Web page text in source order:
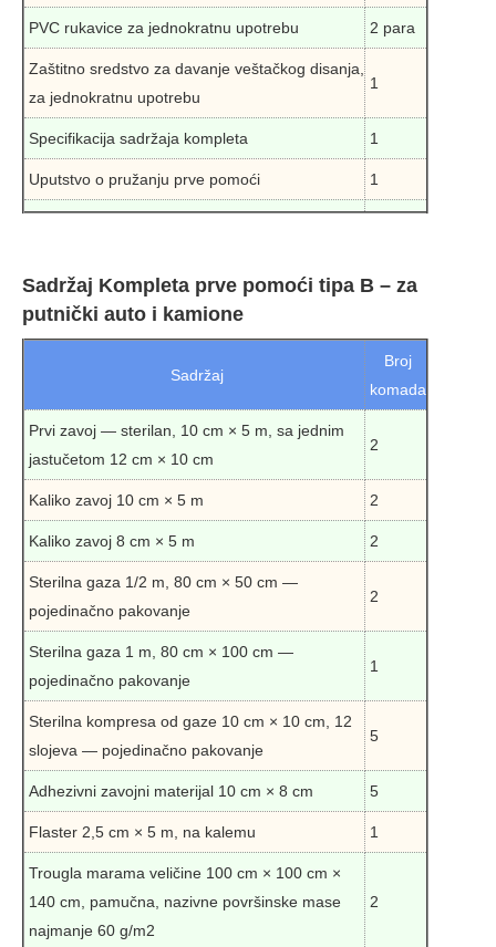
PVC rukavice za jednokratnu upotrebu 2 para
Zaštitno sredstvo za davanje veštačkog disanja,
za jednokratnu upotrebu
1
Specifikacija sadržaja kompleta 1
Uputstvo o pružanju prve pomoći 1
Sadržaj Kompleta prve pomoći tipa B – za
putnički auto i kamione
Sadržaj
Broj
komada
Prvi zavoj — sterilan, 10 cm × 5 m, sa jednim
jastučetom 12 cm × 10 cm
2
Kaliko zavoj 10 cm × 5 m 2
Kaliko zavoj 8 cm × 5 m 2
Sterilna gaza 1/2 m, 80 cm × 50 cm —
pojedinačno pakovanje
2
Sterilna gaza 1 m, 80 cm × 100 cm —
pojedinačno pakovanje
1
Sterilna kompresa od gaze 10 cm × 10 cm, 12
slojeva — pojedinačno pakovanje
5
Adhezivni zavojni materijal 10 cm × 8 cm 5
Flaster 2,5 cm × 5 m, na kalemu 1
Trougla marama veličine 100 cm × 100 cm ×
140 cm, pamučna, nazivne površinske mase
najmanje 60 g/m2
2